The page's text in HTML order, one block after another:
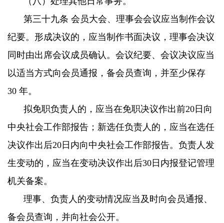
第三十九条 会员大会、理事会会议应当制作会议
纪要。形成决议的，应当制作书面决议，理事会决议
同时由出席会议成员确认。会议纪要、会议决议应当
以适当方式向会员通报，备会员查询，并至少保存
30 年。
拟免职负责人的，应当在免职决议作出前20日向
中央社会工作部报告；新选任负责人的，应当在选任
决议作出后20日内向中央社会工作部报告。负责人发
生变动的，应当在变动决议作出后30日内报登记管理
机关备案。
理事、负责人的变动情况应当及时向会员通报、
备会员查询，并向社会公开。